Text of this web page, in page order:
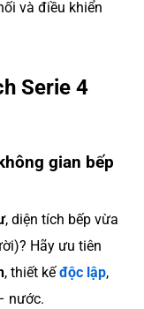
và điều khiển
Serie 4
gian bếp
, diện tích bếp vừa
Hãy ưu tiên
, thiết kếđộc lập,
nước.